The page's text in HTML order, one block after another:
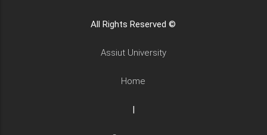
All Rights Reserved ©
Assiut University
Home